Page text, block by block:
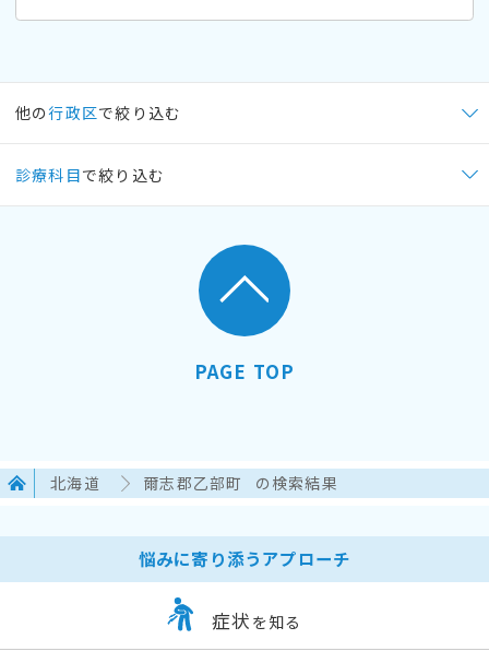
他の行政区で絞り込む
診療科目で絞り込む
PAGE TOP
北海道 爾志郡乙部町 の検索結果
悩みに寄り添うアプローチ
症状 を知る